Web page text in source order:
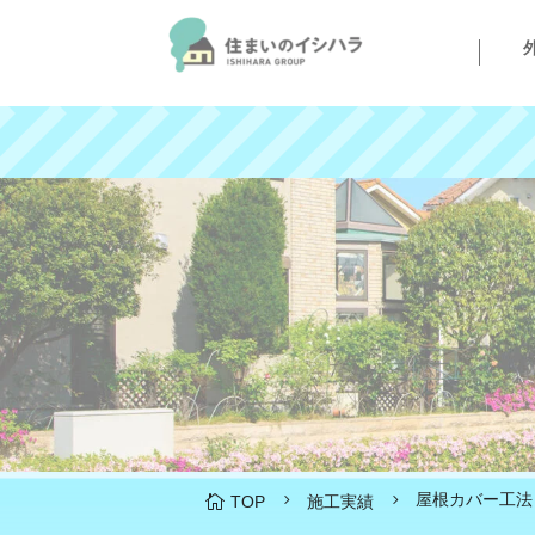
 TOP 5 施工実績 5 屋根カバー工